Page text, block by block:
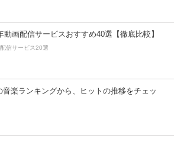
動画配信サービスおすすめ40選【徹底比較】
信サービス20選
音楽ランキングから、ヒットの推移をチェッ